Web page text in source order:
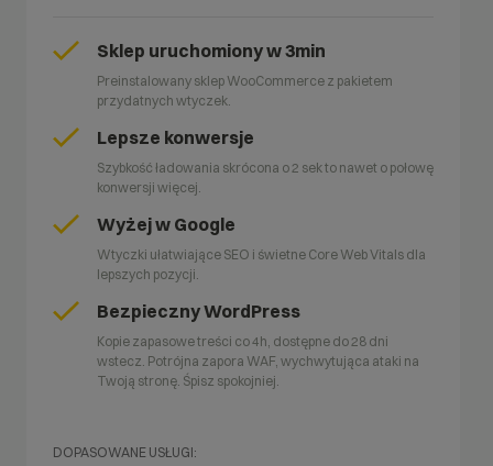
Sklep uruchomiony w 3min
Preinstalowany sklep WooCommerce z pakietem
przydatnych wtyczek.
Lepsze konwersje
Szybkość ładowania skrócona o 2 sek to nawet o połowę
konwersji więcej.
Wyżej w Google
Wtyczki ułatwiające SEO i świetne Core Web Vitals dla
lepszych pozycji.
Bezpieczny WordPress
Kopie zapasowe treści co 4h, dostępne do 28 dni
wstecz. Potrójna zapora WAF, wychwytująca ataki na
Twoją stronę. Śpisz spokojniej.
DOPASOWANE USŁUGI: